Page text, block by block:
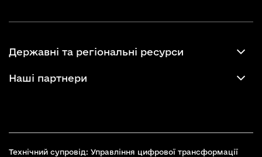
Державні та регіональні ресурси
Наші партнери
Технічний супровід: Управління цифрової трансформації